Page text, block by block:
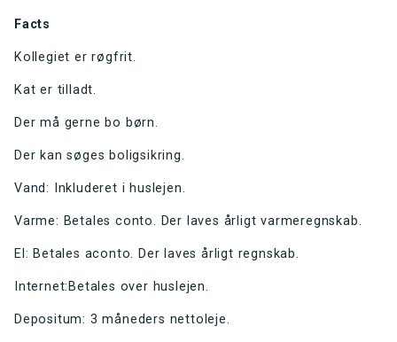
Facts
Kollegiet er røgfrit.
Kat er tilladt.
Der må gerne bo børn.
Der kan søges boligsikring.
Vand: Inkluderet i huslejen.
Varme: Betales conto. Der laves årligt varmeregnskab.
El: Betales aconto. Der laves årligt regnskab.
Internet:Betales over huslejen.
Depositum: 3 måneders nettoleje.